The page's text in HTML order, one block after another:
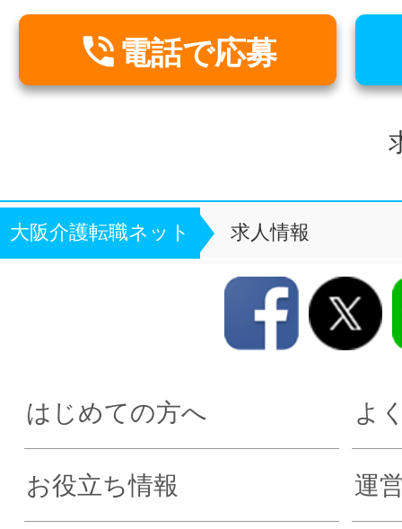
 電話で応募
大阪介護転職ネット 求人情報
はじめての方へ よ
お役立ち情報 運